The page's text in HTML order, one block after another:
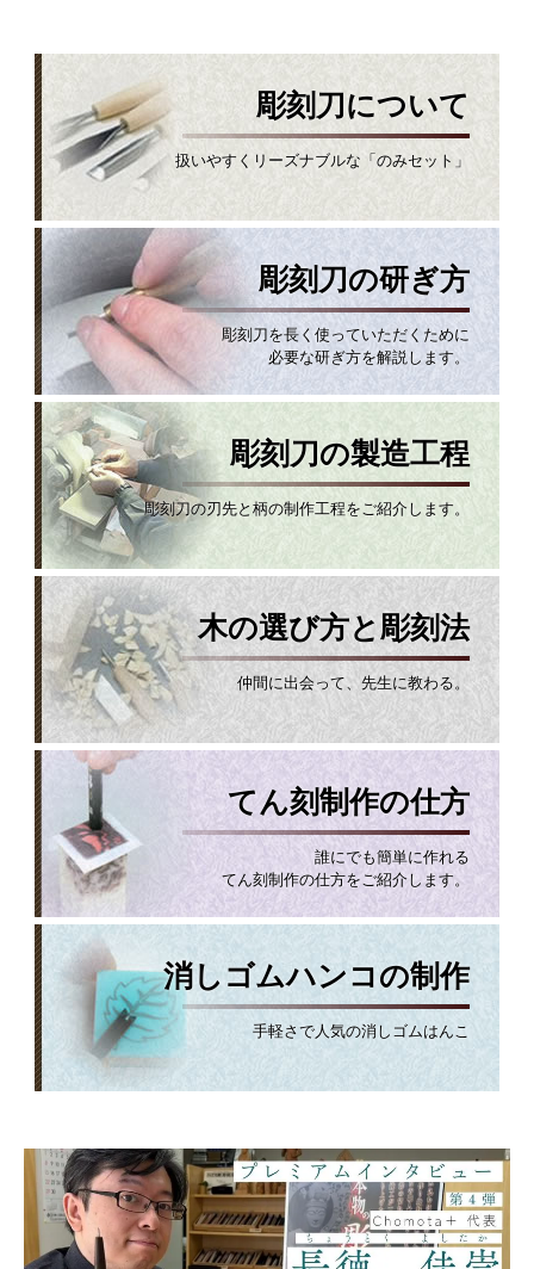
彫刻刀について
扱いやすくリーズナブルな「のみセット」
彫刻刀の研ぎ方
彫刻刀を長く使っていただくために
必要な研ぎ方を解説します。
彫刻刀の製造工程
彫刻刀の刃先と柄の制作工程をご紹介します。
木の選び方と彫刻法
仲間に出会って、先生に教わる。
てん刻制作の仕方
誰にでも簡単に作れる
てん刻制作の仕方をご紹介します。
消しゴムハンコの制作
手軽さで人気の消しゴムはんこ